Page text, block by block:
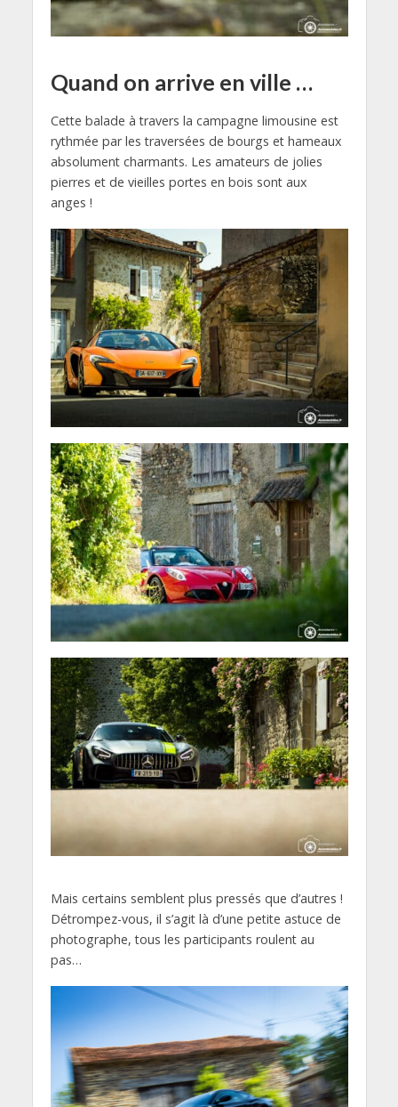
Quand on arrive en ville …
Cette balade à travers la campagne limousine est
rythmée par les traversées de bourgs et hameaux
absolument charmants. Les amateurs de jolies
pierres et de vieilles portes en bois sont aux
anges !
Mais certains semblent plus pressés que d’autres !
Détrompez-vous, il s’agit là d’une petite astuce de
photographe, tous les participants roulent au
pas…